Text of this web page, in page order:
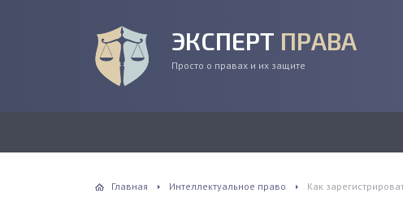
ЭКСПЕРТ ПРАВА
Просто о правах и их защите
Главная Интеллектуальное право Как